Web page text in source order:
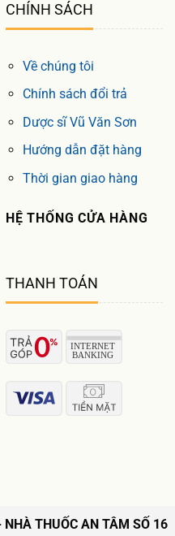
CHÍNH SÁCH
Về chúng tôi
Chính sách đổi trả
Dược sĩ Vũ Văn Sơn
Hướng dẫn đặt hàng
Thời gian giao hàng
HỆ THỐNG CỬA HÀNG
THANH TOÁN
THUỐC AN TÂM SỐ 16